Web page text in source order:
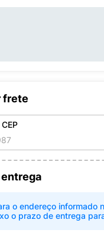
frete
o endereço informado
o prazo de entrega